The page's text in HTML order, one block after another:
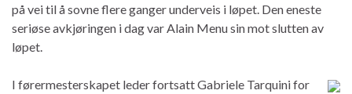
på vei til å sovne flere ganger underveis i løpet. Den eneste
seriøse avkjøringen i dag var Alain Menu sin mot slutten av
løpet.
I førermesterskapet leder fortsatt Gabriele Tarquini for